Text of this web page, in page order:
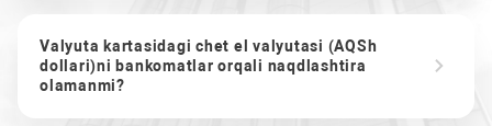
Valyuta kartasidagi chet el valyutasi (AQSh
dollari)ni bankomatlar orqali naqdlashtira
olamanmi?